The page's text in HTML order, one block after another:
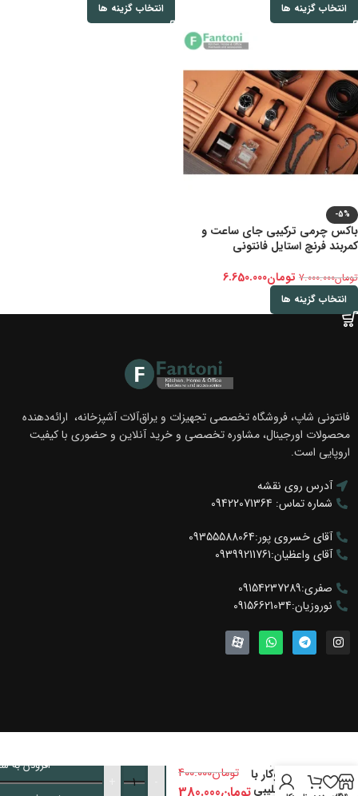
انتخاب گزینه ها انتخاب گزینه ها
-5%
باکس چرمی ترکیبی جای ساعت و
کمربند فرنچ استایل فانتونی
تومان7.000.000 تومان6.650.000
انتخاب گزینه ها
فانتونی شاپ، فروشگاه تخصصی تجهیزات و یراق‌آلات آشپزخانه، ارائه‌دهنده
محصولات اورجینال، مشاوره تخصصی و خرید آنلاین و حضوری با کیفیت
اروپایی است.
آدرس روی نقشه
شماره تماس: 09422071364
آقای خسروی پور:09355588064
آقای واعظیان:09399211761
صفری:09154237289
نوروزیان:09156621034
نیمه روکار با
پایه صلیبی
تومان400.000
افزودن به